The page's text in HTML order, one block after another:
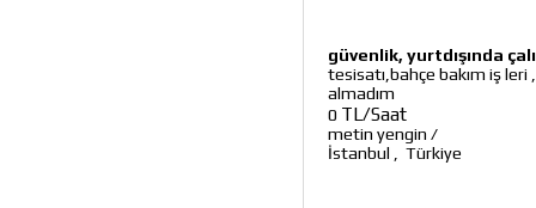
güvenlik, yurtdışında
tesisatı,bahçe bakım iş leri
almadım
0 TL/Saat
metin yengin /
İstanbul
Türkiye